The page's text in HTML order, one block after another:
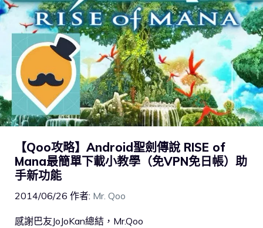
【Qoo攻略】Android聖劍傳說 RISE of
Mana最簡單下載小教學（免VPN免日帳）助
手新功能
2014/06/26 作者: Mr. Qoo
感謝巴友JoJoKan總結，Mr.Qoo